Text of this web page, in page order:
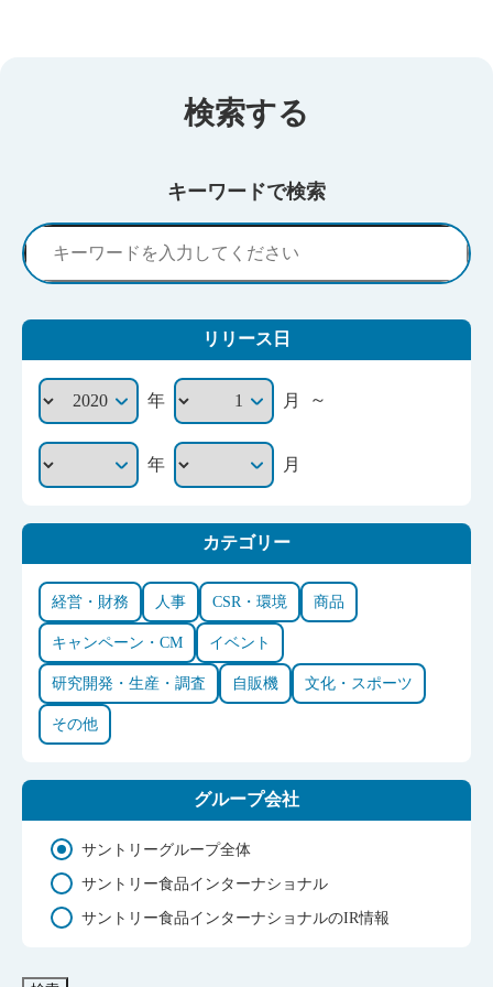
検索する
キーワードで検索
リリース日
年 月 ～
年 月
カテゴリー
経営・財務 人事 CSR・環境 商品
キャンペーン・CM イベント
研究開発・生産・調査 自販機 文化・スポーツ
その他
グループ会社
サントリーグループ全体
サントリー食品インターナショナル
サントリー食品インターナショナルのIR情報